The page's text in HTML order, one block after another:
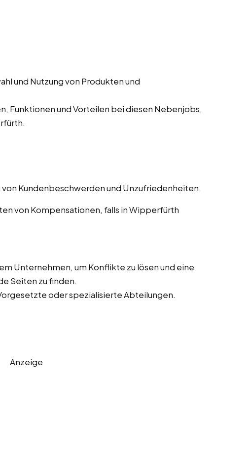
und Nutzung von Produkten und
Funktionen und Vorteilen bei diesen Nebenjobs,
Kundenbeschwerden und Unzufriedenheiten.
von Kompensationen, falls in Wipperfürth
Unternehmen, um Konflikte zu lösen und eine
Seiten zu finden.
oder spezialisierte Abteilungen.
Anzeige